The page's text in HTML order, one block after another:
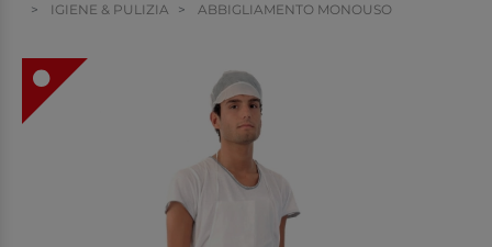
IGIENE & PULIZIA
ABBIGLIAMENTO MONOUSO